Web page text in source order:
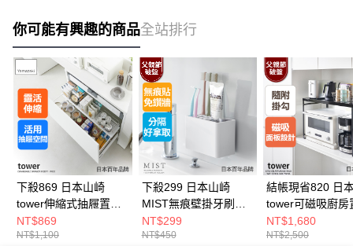
你可能有興趣的商品全站排行
下殺869 日本山崎
tower伸縮式抽屜置物
板(白)L/伸縮置物架/抽
屜收納架/櫥櫃收納
NT$869
NT$1,100
下殺299 日本山崎
MIST無痕壁掛牙刷架/
牙刷收納架/無痕貼收
納盒/衛浴置物架
NT$299
NT$450
結帳現省820 日
tower可磁吸廚房
架(黑)/置物架/電
廚房置物架
NT$1,680
NT$2,500